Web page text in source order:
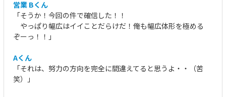
営業 Bくん
「そうか！今回の件で確信した！！
やっぱり幅広はイイことだらけだ！俺も幅広体形を極める
ぞーっ！！」
Aくん
「それは、努力の方向を完全に間違えてると思うよ・・（苦
笑）」